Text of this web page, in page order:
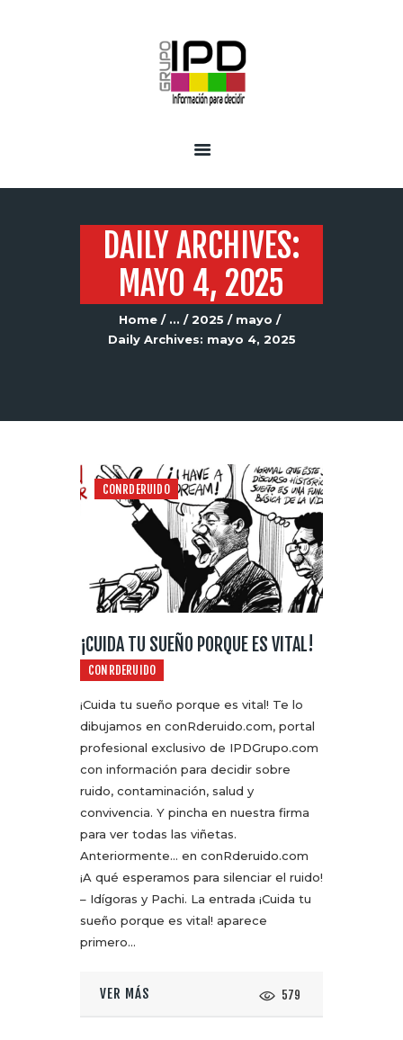
DAILY ARCHIVES:
MAYO 4, 2025
Home ... 2025
mayo
Daily Archives: mayo 4, 2025
CONRDERUIDO
¡CUIDA TU SUEÑO PORQUE ES VITAL!
CONRDERUIDO
¡Cuida tu sueño porque es vital! Te lo
dibujamos en conRderuido.com, portal
profesional exclusivo de IPDGrupo.com
con información para decidir sobre
ruido, contaminación, salud y
convivencia. Y pincha en nuestra firma
para ver todas las viñetas.
Anteriormente… en conRderuido.com
¡A qué esperamos para silenciar el ruido!
– Idígoras y Pachi. La entrada ¡Cuida tu
sueño porque es vital! aparece
primero…
VER MÁS 579